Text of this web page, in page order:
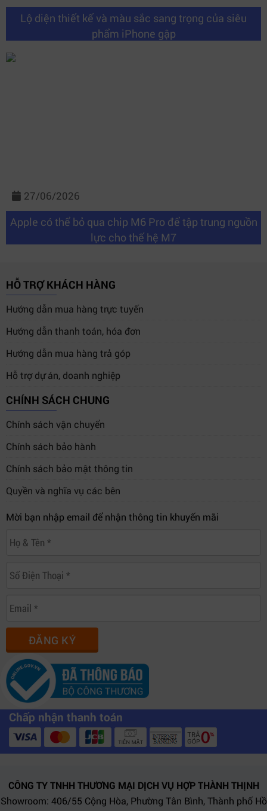
Lộ diện thiết kế và màu sắc sang trọng của siêu
phẩm iPhone gập
27/06/2026
Apple có thể bỏ qua chip M6 Pro để tập trung nguồn
lực cho thế hệ M7
HỖ TRỢ KHÁCH HÀNG
Hướng dẫn mua hàng trực tuyến
Hướng dẫn thanh toán, hóa đơn
Hướng dẫn mua hàng trả góp
Hỗ trợ dự án, doanh nghiệp
CHÍNH SÁCH CHUNG
Chính sách vận chuyển
Chính sách bảo hành
Chính sách bảo mật thông tin
Quyền và nghĩa vụ các bên
Mời bạn nhập email để nhận thông tin khuyến mãi
ĐĂNG KÝ
Chấp nhận thanh toán
CÔNG TY TNHH THƯƠNG MẠI DỊCH VỤ HỢP THÀNH THỊNH
Showroom: 406/55 Cộng Hòa, Phường Tân Bình, Thành phố Hồ